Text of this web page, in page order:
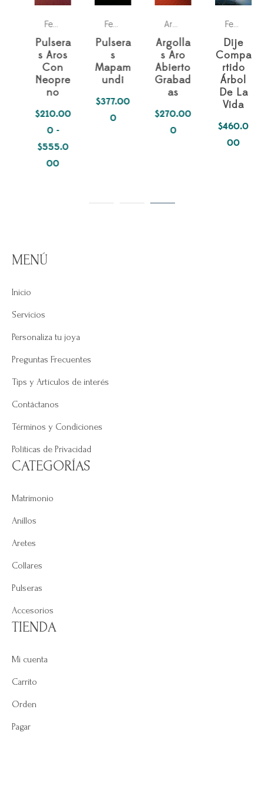
de la Madre, Parejas
,Para los dos Parejas
Fechas especiales ,Mes de la Madre, Para los dos,Parejas
Pulsera
s Aros
Con
Neopre
no
210.00
-
555.0
00Rango
Fechas especiales ,Para los dos Parejas
Pulsera
Mapam
undi
377.00
Argollas matrimonio ,
Argolla
s Aro
Abierto
Grabad
270.00
Fechas especiales
Dije
Compa
rtido
Árbol
De La
Vida
460.0
00
MENÚ
Inicio
Servicios
Personaliza tu joya
Preguntas Frecuentes
Tips y Artículos de interés
Contáctanos
Términos y Condiciones
Políticas de Privacidad
CATEGORÍAS
Matrimonio
Anillos
Aretes
Collares
Pulseras
Accesorios
TIENDA
Mi cuenta
Carrito
Orden
Pagar